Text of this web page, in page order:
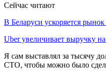
Сейчас читают
В Беларуси ускоряется
Uber увеличивает выручку
Я сам выставлял за тысячу
СТО, чтобы можно было